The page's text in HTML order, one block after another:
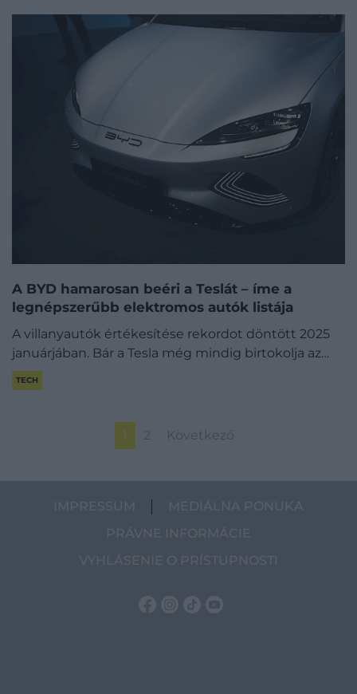
A BYD hamarosan beéri a Teslát – íme a
legnépszerűbb elektromos autók listája
A villanyautók értékesítése rekordot döntött 2025
januárjában. Bár a Tesla még mindig birtokolja az…
TECH
1 2 Következő